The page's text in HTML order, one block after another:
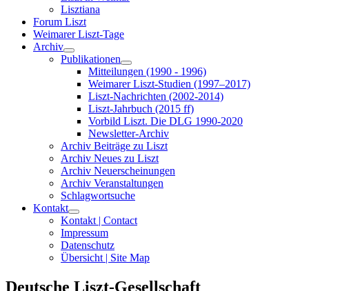
Lisztiana
Forum Liszt
Weimarer Liszt-Tage
Archiv
Publikationen
Mitteilungen (1990 - 1996)
Weimarer Liszt-Studien (1997–2017)
Liszt-Nachrichten (2002-2014)
Liszt-Jahrbuch (2015 ff)
Vorbild Liszt. Die DLG 1990-2020
Newsletter-Archiv
Archiv Beiträge zu Liszt
Archiv Neues zu Liszt
Archiv Neuerscheinungen
Archiv Veranstaltungen
Schlagwortsuche
Kontakt
Kontakt | Contact
Impressum
Datenschutz
Übersicht | Site Map
Deutsche Liszt-Gesellschaft